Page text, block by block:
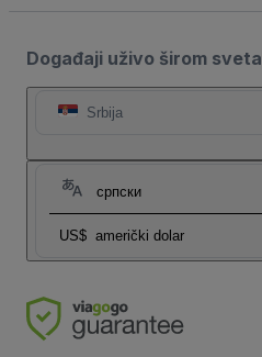
Događaji uživo širom sveta
Srbija
српски
US$ američki dolar